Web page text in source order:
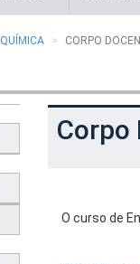
CORPO
Corpo
O curso de